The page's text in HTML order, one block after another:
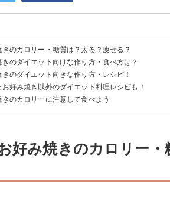
のカロリー・糖質は？太る？痩せる？
のカロリー・糖質
（一人前）のカロリー消費に必要な運動量
のダイエット向けな作り方・食べ方は？
さましする
のダイエット向きな作り方・レシピ！
好み焼き以外のダイエット料理レシピも！
のカロリーに注意して食べよう
好み焼きのカロリー・